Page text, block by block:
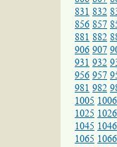
831 832
856 857
881 882
906 907
931 932
956 957
981 982
1005 1006
1025 1026
1045 1046
1065 1066